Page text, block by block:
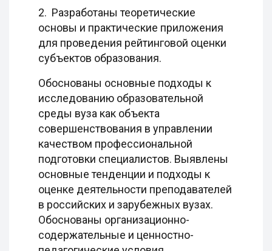
2. Разработаны теоретические
основы и практические приложения
для проведения рейтинговой оценки
субъектов образования.
Обоснованы основные подходы к
исследованию образовательной
среды вуза как объекта
совершенствования в управлении
качеством профессиональной
подготовки специалистов. Выявлены
основные тенденции и подходы к
оценке деятельности преподавателей
в российских и зарубежных вузах.
Обоснованы организационно-
содержательные и ценностно-